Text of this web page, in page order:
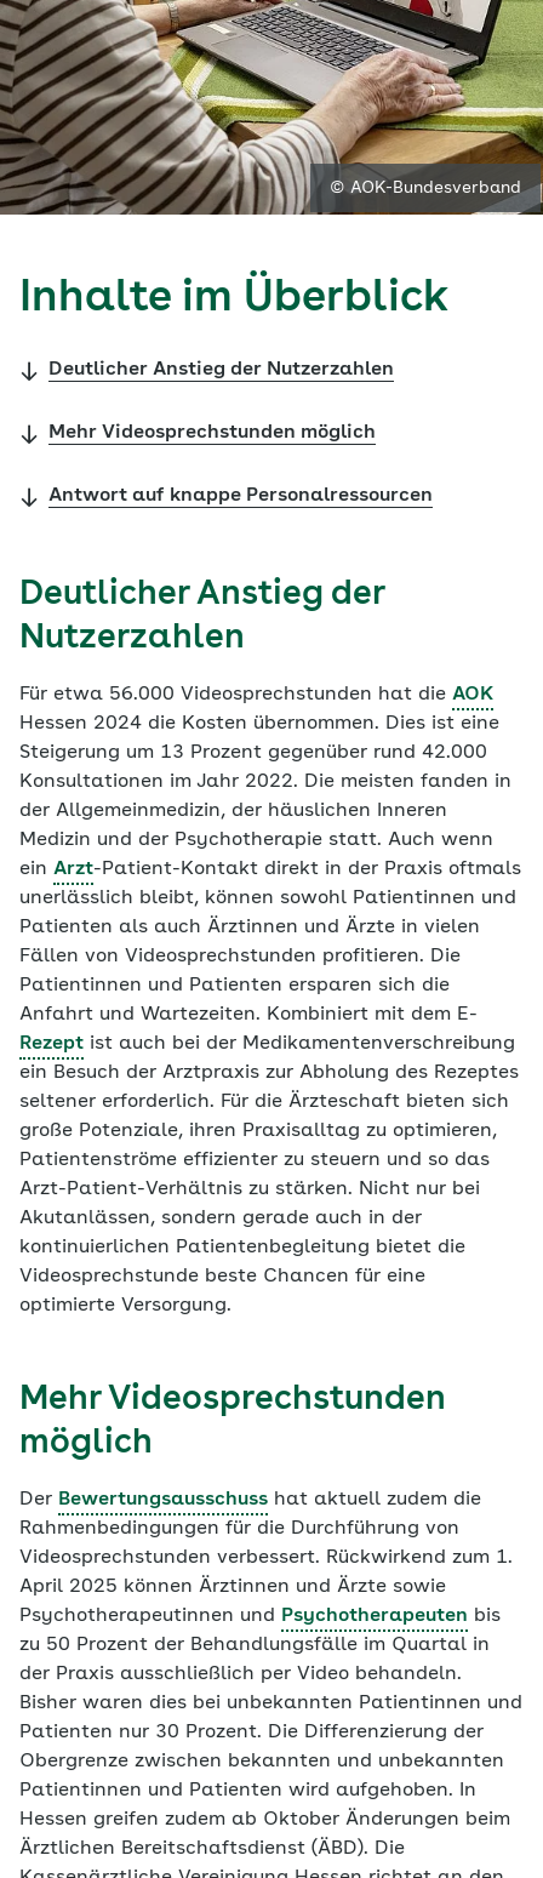
© AOK-Bundesverband
Inhalte im Überblick
Deutlicher Anstieg der Nutzerzahlen
Mehr Videosprechstunden möglich
Antwort auf knappe Personalressourcen
Deutlicher Anstieg der
Nutzerzahlen
Für etwa 56.000 Videosprechstunden hat die AOK
Hessen 2024 die Kosten übernommen. Dies ist eine
Steigerung um 13 Prozent gegenüber rund 42.000
Konsultationen im Jahr 2022. Die meisten fanden in
der Allgemeinmedizin, der häuslichen Inneren
Medizin und der Psychotherapie statt. Auch wenn
ein Arzt-Patient-Kontakt direkt in der Praxis oftmals
unerlässlich bleibt, können sowohl Patientinnen und
Patienten als auch Ärztinnen und Ärzte in vielen
Fällen von Videosprechstunden profitieren. Die
Patientinnen und Patienten ersparen sich die
Anfahrt und Wartezeiten. Kombiniert mit dem E-
Rezept ist auch bei der Medikamentenverschreibung
ein Besuch der Arztpraxis zur Abholung des Rezeptes
seltener erforderlich. Für die Ärzteschaft bieten sich
große Potenziale, ihren Praxisalltag zu optimieren,
Patientenströme effizienter zu steuern und so das
Arzt-Patient-Verhältnis zu stärken. Nicht nur bei
Akutanlässen, sondern gerade auch in der
kontinuierlichen Patientenbegleitung bietet die
Videosprechstunde beste Chancen für eine
optimierte Versorgung.
Mehr Videosprechstunden
möglich
Der Bewertungsausschuss hat aktuell zudem die
Rahmenbedingungen für die Durchführung von
Videosprechstunden verbessert. Rückwirkend zum 1.
April 2025 können Ärztinnen und Ärzte sowie
Psychotherapeutinnen und
Psychotherapeuten bis
zu 50 Prozent der Behandlungsfälle im Quartal in
der Praxis ausschließlich per Video behandeln.
Bisher waren dies bei unbekannten Patientinnen und
Patienten nur 30 Prozent. Die Differenzierung der
Obergrenze zwischen bekannten und unbekannten
Patientinnen und Patienten wird aufgehoben. In
Hessen greifen zudem ab Oktober Änderungen beim
Ärztlichen Bereitschaftsdienst (ÄBD). Die